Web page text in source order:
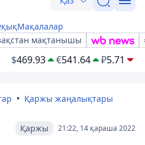
Мақалалар
мақтанышы
$469.93 €541.64 ₽5.71
Қаржы жаңалықтары
21:22, 14 қараша 2022
Қаржы